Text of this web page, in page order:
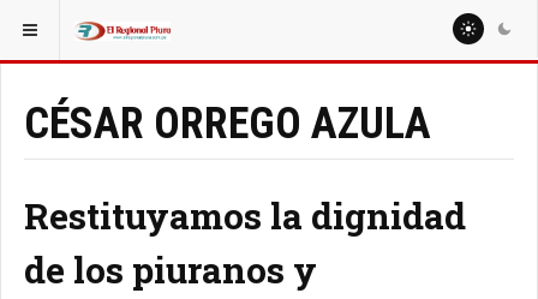
ESTÁ AQUÍ: COLUMNISTAS
CÉSAR ORREGO AZULA
Restituyamos la dignidad
de los piuranos y